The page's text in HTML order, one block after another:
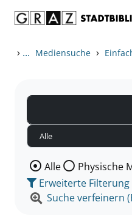
› ... Mediensuche ›
Wählen Sie die
Alle Physische
Erweiterte Filterung
Suche verfeinern